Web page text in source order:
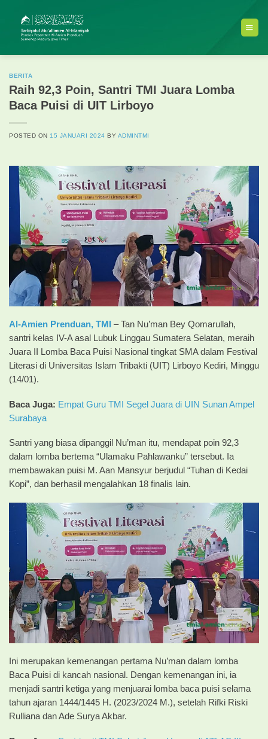
content
BERITA
Raih 92,3 Poin, Santri TMI Juara Lomba
Baca Puisi di UIT Lirboyo
POSTED ON 15 JANUARI 2024 BY ADMINTMI
Al-Amien Prenduan, TMI – Tan Nu’man Bey Qomarullah,
santri kelas IV-A asal Lubuk Linggau Sumatera Selatan, meraih
Juara II Lomba Baca Puisi Nasional tingkat SMA dalam Festival
Literasi di Universitas Islam Tribakti (UIT) Lirboyo Kediri, Minggu
(14/01).
Baca Juga: Empat Guru TMI Segel Juara di UIN Sunan Ampel
Surabaya
Santri yang biasa dipanggil Nu’man itu, mendapat poin 92,3
dalam lomba bertema “Ulamaku Pahlawanku” tersebut. Ia
membawakan puisi M. Aan Mansyur berjudul “Tuhan di Kedai
Kopi”, dan berhasil mengalahkan 18 finalis lain.
Ini merupakan kemenangan pertama Nu’man dalam lomba
Baca Puisi di kancah nasional. Dengan kemenangan ini, ia
menjadi santri ketiga yang menjuarai lomba baca puisi selama
tahun ajaran 1444/1445 H. (2023/2024 M.), setelah Rifki Riski
Rulliana dan Ade Surya Akbar.